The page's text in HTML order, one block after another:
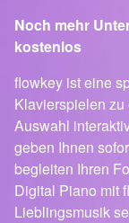
Noch mehr
kostenlos
flowkey ist eine
Klavierspielen
Auswahl
geben Ihnen
begleiten Ihren
Digital Piano mit
Lieblingsmusik